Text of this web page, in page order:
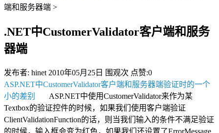
端和服务器端 >
.NET中CustomerValidator客户端和服务
器端
发布者: hinet 2010年05月25日 围观次 点赞:0
ASP.NET中CustomerValidator客户端和服务器端验证时的一个
小的差别
ASP.NET中使用CustomerValidator来作为某
Textbox的验证控件的时候，如果我们使用客户端验证
ClientValidationFunction的话，则当我们输入的条件不满足验证
的时候，输入框会变为红色，如果我们还设置了ErrorMessage